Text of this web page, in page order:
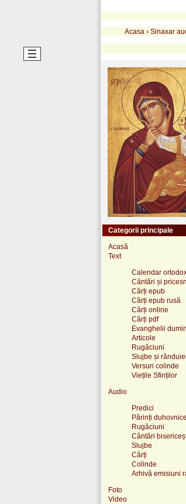
Acasa › Sinaxar
Categorii principale
Acasă
Text
Calendar
Cântări și
Cărți epub
Cărți epub rusă
Cărți online
Cărți pdf
Evanghelii
Articole
Rugăciuni
Slujbe și
Versuri colinde
Viețile Sfinților
Audio
Predici
Părinți
Rugăciuni
Cântări
Slujbe
Cărți
Colinde
Arhivă emisiuni
Foto
Video